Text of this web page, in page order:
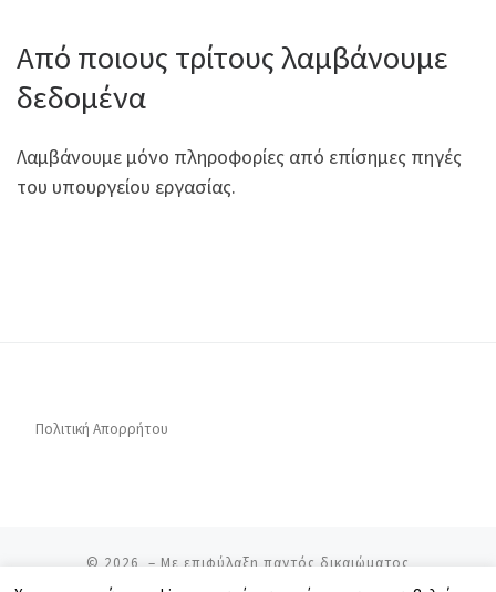
Από ποιους τρίτους λαμβάνουμε
δεδομένα
Λαμβάνουμε μόνο πληροφορίες από επίσημες πηγές
του υπουργείου εργασίας.
Πολιτική Απορρήτου
© 2026 – Με επιφύλαξη παντός δικαιώματος